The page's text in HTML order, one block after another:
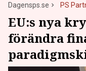
Dagensps.se PS
EU:s nya
förändra